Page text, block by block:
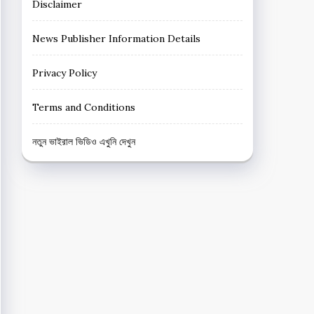
Disclaimer
News Publisher Information Details
Privacy Policy
Terms and Conditions
নতুন ভাইরাল ভিডিও এখুনি দেখুন